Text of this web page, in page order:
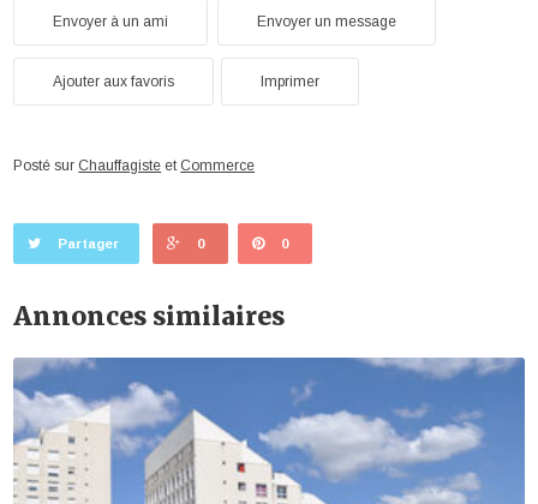
Envoyer à un ami Envoyer un message
Ajouter aux favoris Imprimer
Posté sur Chauffagiste et Commerce
Partager 0 0
Annonces similaires